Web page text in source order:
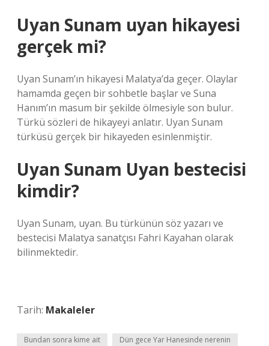
Uyan Sunam uyan hikayesi
gerçek mi?
Uyan Sunam’ın hikayesi Malatya’da geçer. Olaylar
hamamda geçen bir sohbetle başlar ve Suna
Hanım’ın masum bir şekilde ölmesiyle son bulur.
Türkü sözleri de hikayeyi anlatır. Uyan Sunam
türküsü gerçek bir hikayeden esinlenmiştir.
Uyan Sunam Uyan bestecisi
kimdir?
Uyan Sunam, uyan. Bu türkünün söz yazarı ve
bestecisi Malatya sanatçısı Fahri Kayahan olarak
bilinmektedir.
Tarih: Makaleler
Bundan sonra kime ait Dün gece Yar Hanesinde nerenin